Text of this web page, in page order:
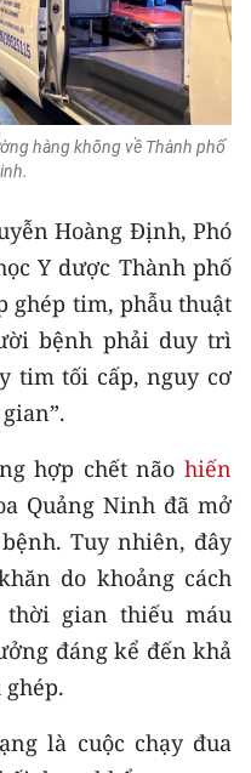
Tây
hàng không về Thành phố
Hoàng Định, Phó
Y dược Thành phố
ghép tim, phẫu thuật
bệnh phải duy trì
tim tối cấp, nguy cơ
hợp chết não hiến
Quảng Ninh đã mở
Tuy nhiên, đây
do khoảng cách
gian thiếu máu
đáng kể đến khả
là cuộc chạy đua